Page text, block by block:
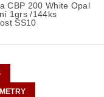
CBP 200 White Opal
1grs /144ks
SS10